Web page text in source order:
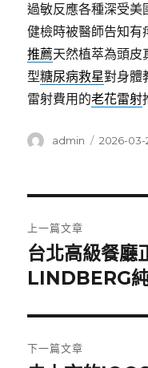
過敏反應各種深受
健檢時被醫師告知有
推薦天然植萃為頭皮
型糖尿病救星對身體
雷射費用的老花雷射
作
admin
發
2026-03-
章
導
覽
上一篇文章
上
一
文
章:
台北高級餐廳
LINDBERG
下一篇文章